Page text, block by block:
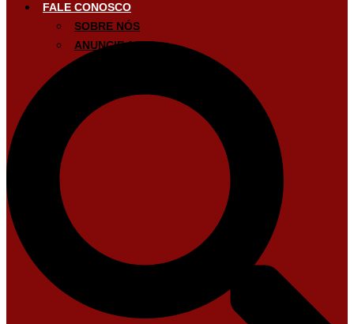
FALE CONOSCO
SOBRE NÓS
ANUNCIE AQUI